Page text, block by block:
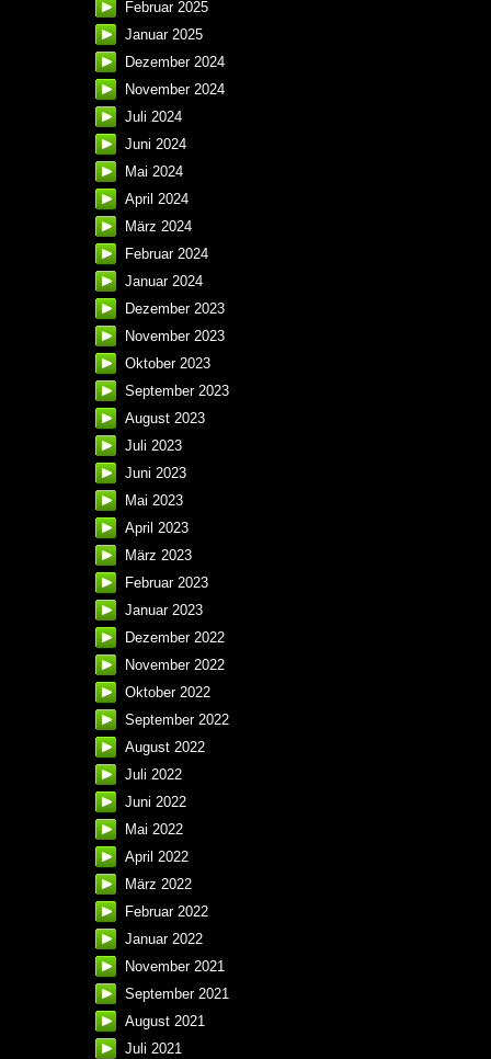
Februar 2025
Januar 2025
Dezember 2024
November 2024
Juli 2024
Juni 2024
Mai 2024
April 2024
März 2024
Februar 2024
Januar 2024
Dezember 2023
November 2023
Oktober 2023
September 2023
August 2023
Juli 2023
Juni 2023
Mai 2023
April 2023
März 2023
Februar 2023
Januar 2023
Dezember 2022
November 2022
Oktober 2022
September 2022
August 2022
Juli 2022
Juni 2022
Mai 2022
April 2022
März 2022
Februar 2022
Januar 2022
November 2021
September 2021
August 2021
Juli 2021